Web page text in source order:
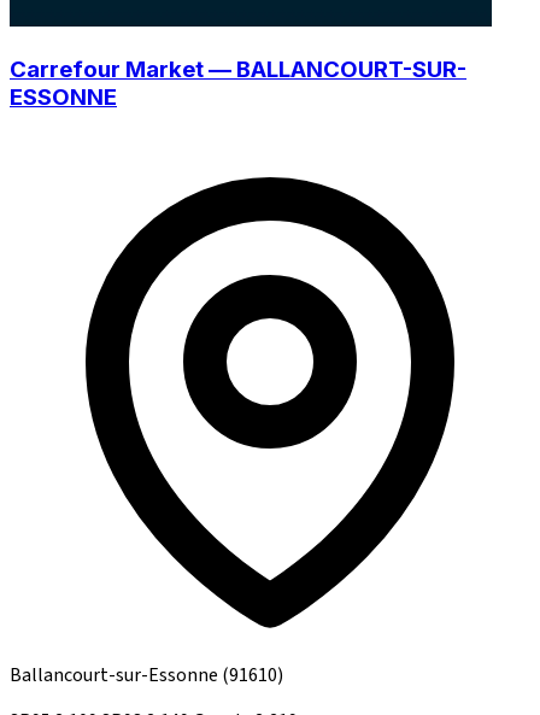
Carrefour Market — BALLANCOURT-SUR-
ESSONNE
Ballancourt-sur-Essonne (91610)